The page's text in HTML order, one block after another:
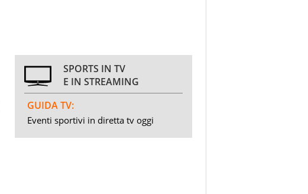
SPORTS IN TV
E IN STREAMING
GUIDA TV:
Eventi sportivi in diretta tv oggi